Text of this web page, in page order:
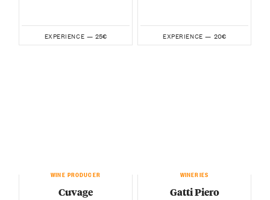
EXPERIENCE — 25€ EXPERIENCE — 20€
WINE PRODUCER
Cuvage
WINERIES
Gatti Piero